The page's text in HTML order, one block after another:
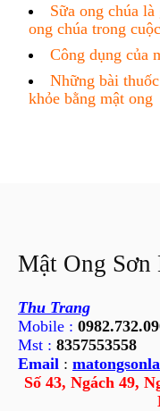
Sữa ong chúa
ong chúa trong
Công dụng của
Những bài
khỏe bằng mật ong
Mật Ong Sơn
Thu Trang
Mobile :
Mst : 8357553558
Email :
Số 43, Ngách 49,